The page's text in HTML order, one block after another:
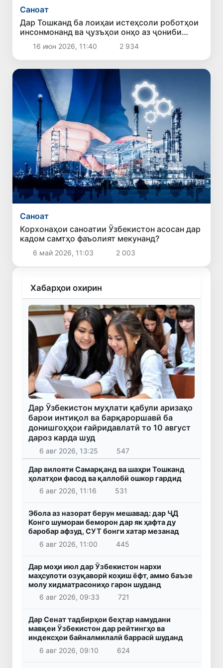
Саноат
Дар Тошканд ба лоиҳаи истеҳсоли роботҳои
инсонмонанд ва ҷузъҳои онҳо аз ҷониби
ширкати ROBOTIS оғоз ёфт
16 июн 2026, 11:40 2 934
Саноат
Корхонаҳои саноатии Ӯзбекистон асосан дар
кадом самтҳо фаъолият мекунанд?
6 май 2026, 11:03 2 003
Хабарҳои охирин
Дар Ӯзбекистон муҳлати қабули аризаҳо
барои интиқол ва барқароршавӣ ба
донишгоҳҳои ғайридавлатӣ то 10 август
дароз карда шуд
6 авг 2026, 13:25 547
Дар вилояти Самарқанд ва шаҳри Тошканд
ҳолатҳои фасод ва қаллобӣ ошкор гардид
6 авг 2026, 11:16
531
Эбола аз назорат берун мешавад: дар ҶД
Конго шумораи беморон дар як ҳафта ду
баробар афзуд, СУТ бонги хатар мезанад
6 авг 2026, 11:00
445
Дар моҳи июл дар Ӯзбекистон нархи
маҳсулоти озуқаворӣ коҳиш ёфт, аммо баъзе
молу хидматрасониҳо гарон шуданд
6 авг 2026, 09:33
721
Дар Сенат тадбирҳои беҳтар намудани
мавқеи Ӯзбекистон дар рейтингҳо ва
индексҳои байналмилалӣ баррасӣ шуданд
6 авг 2026, 09:10
624